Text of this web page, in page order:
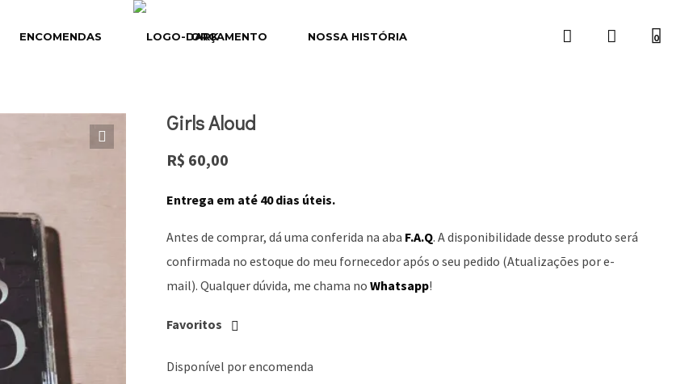
ENCOMENDAS ORÇAMENTO NOSSA HISTÓRIA 0
Girls Aloud
R$ 60,00
Entrega em até 40 dias úteis.
Antes de comprar, dá uma conferida na aba F.A.Q. A disponibilidade desse produto será
confirmada no estoque do meu fornecedor após o seu pedido (Atualizações por e-
mail). Qualquer dúvida, me chama no Whatsapp!
Favoritos
Disponível por encomenda